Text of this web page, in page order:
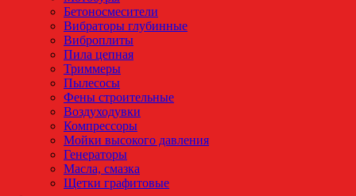
Бетоносмесители
Вибраторы глубинные
Виброплиты
Пила цепная
Триммеры
Пылесосы
Фены строительные
Воздуходувки
Компрессоры
Мойки высокого давления
Генераторы
Масла, смазка
Щетки графитовые